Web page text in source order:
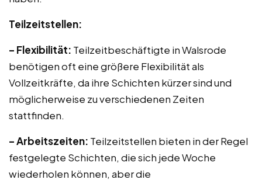
Teilzeitstellen:
– Flexibilität: Teilzeitbeschäftigte in Walsrode
benötigen oft eine größere Flexibilität als
Vollzeitkräfte, da ihre Schichten kürzer sind und
möglicherweise zu verschiedenen Zeiten
stattfinden.
– Arbeitszeiten: Teilzeitstellen bieten in der Regel
festgelegte Schichten, die sich jede Woche
wiederholen können, aber die